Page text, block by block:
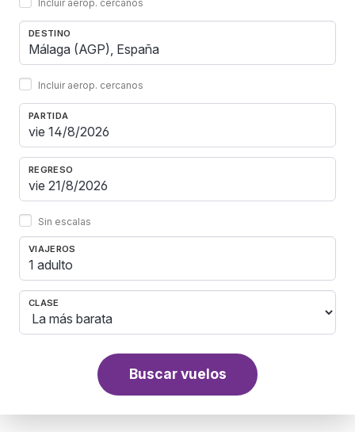
Incluir aerop. cercanos
DESTINO
Incluir aerop. cercanos
PARTIDA
REGRESO
Sin escalas
VIAJEROS
1 adulto
CLASE
Buscar vuelos